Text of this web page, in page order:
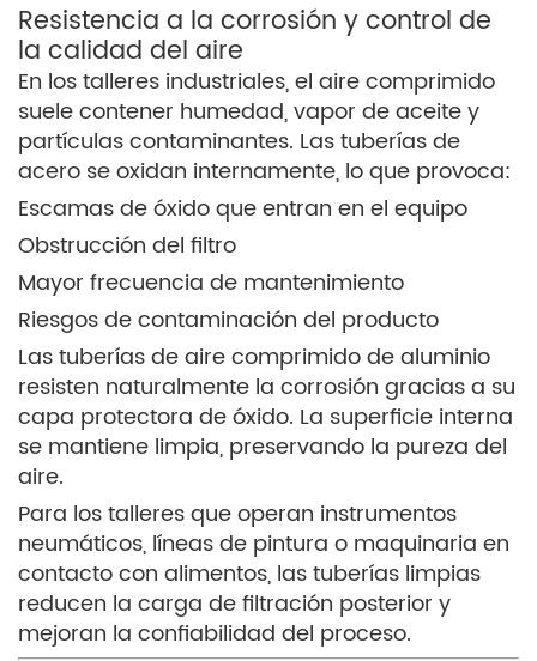
Resistencia a la corrosión y control de
la calidad del aire
En los talleres industriales, el aire comprimido
suele contener humedad, vapor de aceite y
partículas contaminantes. Las tuberías de
acero se oxidan internamente, lo que provoca:
Escamas de óxido que entran en el equipo
Obstrucción del filtro
Mayor frecuencia de mantenimiento
Riesgos de contaminación del producto
Las tuberías de aire comprimido de aluminio
resisten naturalmente la corrosión gracias a su
capa protectora de óxido. La superficie interna
se mantiene limpia, preservando la pureza del
aire.
Para los talleres que operan instrumentos
neumáticos, líneas de pintura o maquinaria en
contacto con alimentos, las tuberías limpias
reducen la carga de filtración posterior y
mejoran la confiabilidad del proceso.